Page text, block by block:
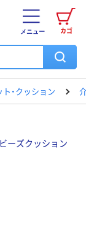
カゴ
メニュー
・クッション
ーズクッション